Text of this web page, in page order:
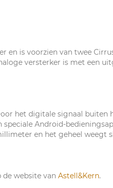
is voorzien van twee
versterker is met een
het digitale signaal
speciale Android-
en het geheel weegt
de website van Astell&Kern.